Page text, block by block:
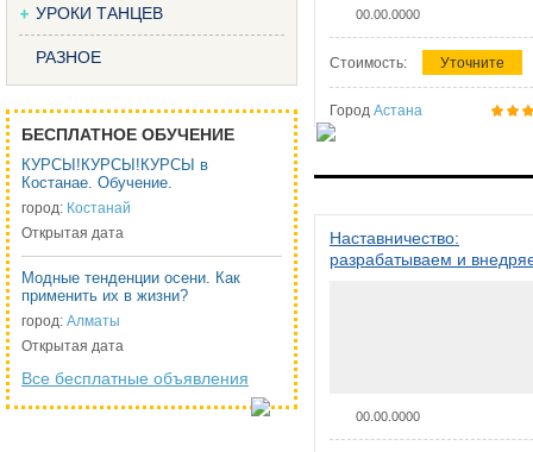
УРОКИ ТАНЦЕВ
РАЗНОЕ
БЕСПЛАТНОЕ ОБУЧЕНИЕ
КУРСЫ!КУРСЫ!КУРСЫ в
Костанае. Обучение.
город: Костанай
Открытая дата
Модные тенденции осени. Как
применить их в жизни?
город: Алматы
Открытая дата
Все бесплатные объявления
00.00.0000
Стоимость: Уточните
Город Астана
Наставничество:
разрабатываем и
00.00.0000